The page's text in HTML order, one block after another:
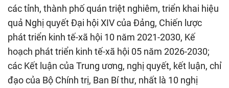
các tỉnh, thành phố quán triệt nghiêm, triển khai hiệu
quả Nghị quyết Đại hội XIV của Đảng, Chiến lược
phát triển kinh tế-xã hội 10 năm 2021-2030, Kế
hoạch phát triển kinh tế-xã hội 05 năm 2026-2030;
các Kết luận của Trung ương, nghị quyết, kết luận, chỉ
đạo của Bộ Chính trị, Ban Bí thư, nhất là 10 nghị